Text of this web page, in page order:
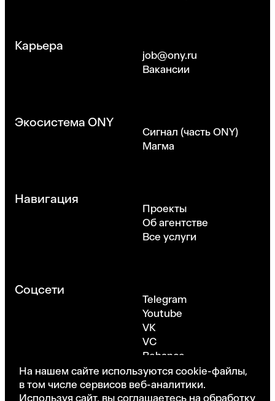
На нашем сайте используются cookie-файлы,
в том числе сервисов веб-аналитики.
Используя сайт, вы соглашаетесь на обработку
Карьера
job@ony.ru
Вакансии
Экосистема ONY
Сигнал (часть ONY)
Магма
Навигация
Проекты
Об агентстве
Все услуги
Соцсети
Telegram
Youtube
VK
VC
Behance
Dribbble